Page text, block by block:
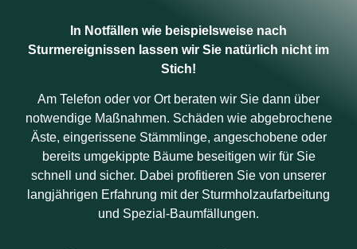
In Notfällen wie beispielsweise nach
Sturmereignissen lassen wir Sie natürlich nicht im
Stich!
Am Telefon oder vor Ort beraten wir Sie dann über
notwendige Maßnahmen. Schäden wie abgebrochene
Äste, eingerissene Stämmlinge, angeschobene oder
bereits umgekippte Bäume beseitigen wir für Sie
schnell und sicher. Dabei profitieren Sie von unserer
langjährigen Erfahrung mit der Sturmholzaufarbeitung
und Spezial-Baumfällungen.